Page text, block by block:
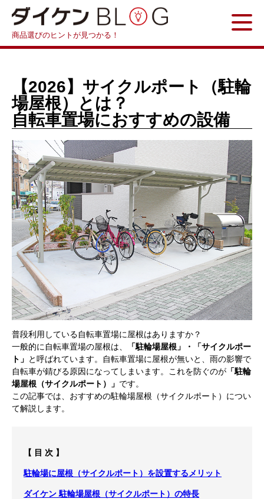
商品選びのヒントが見つかる！
【2026】サイクルポート（駐輪
場屋根）とは？
自転車置場におすすめの設備
普段利用している自転車置場に屋根はありますか？
一般的に自転車置場の屋根は、
「駐輪場屋根」・
「サイクルポー
ト」 と呼ばれています。自転車置場に屋根が無いと、雨の影響で
自転車が錆びる原因になってしまいます。これを防ぐのが 「駐輪
場屋根（サイクルポート）」 です。
この記事では、おすすめの駐輪場屋根（サイクルポート）につい
て解説します。
【 目 次 】
駐輪場に屋根（サイクルポート）を設置するメリット
ダイケン 駐輪場屋根（サイクルポート）の特長